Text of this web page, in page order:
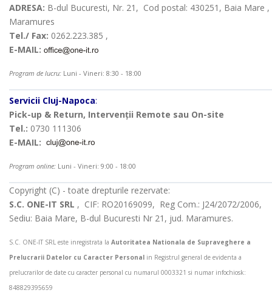
ADRESA: B-dul Bucuresti, Nr. 21, Cod postal: 430251, Baia Mare ,
Maramures
Tel./ Fax: 0262.223.385 ,
E-MAIL:
Program de lucru: Luni - Vineri: 8:30 - 18:00
Servicii Cluj-Napoca:
Pick-up & Return, Intervenții Remote sau On-site
Tel.: 0730 111306
E-MAIL:
Program online: Luni - Vineri: 9:00 - 18:00
Copyright (C) - toate drepturile rezervate:
S.C. ONE-IT SRL , CIF: RO20169099, Reg Com.: J24/2072/2006,
Sediu: Baia Mare, B-dul Bucuresti Nr 21, jud. Maramures.
S.C. ONE-IT SRL este inregistrata la Autoritatea Nationala de Supraveghere a
Prelucrarii Datelor cu Caracter Personal in Registrul general de evidenta a
prelucrarilor de date cu caracter personal cu numarul 0003321 si numar infochiosk:
848829395659